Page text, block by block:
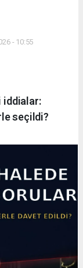
- 10:55
iddialar:
seçildi?